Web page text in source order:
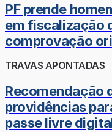
PF prende
em fiscalização
comprovação
TRAVAS APONTADAS
Recomendação
providências
passe livre